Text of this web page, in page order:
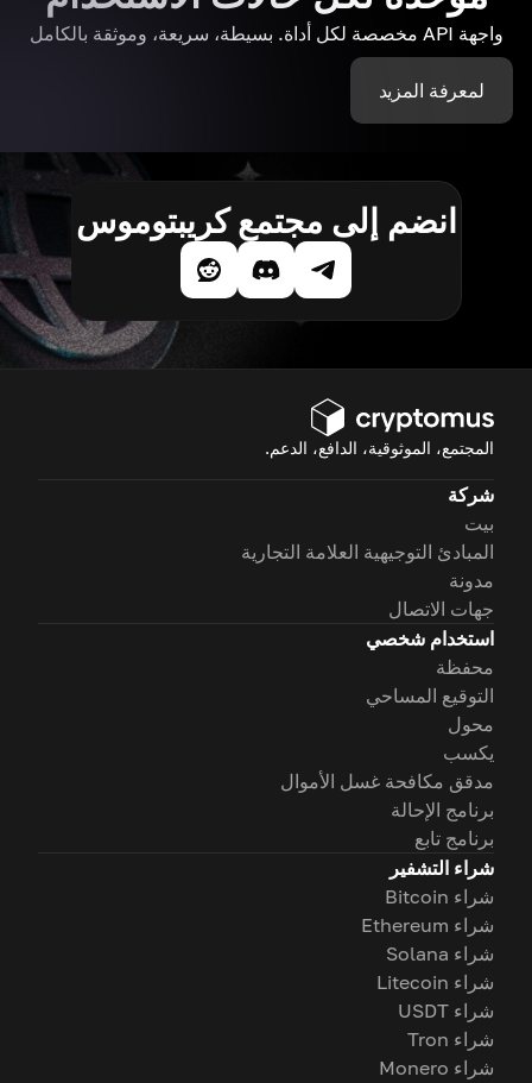
واجهة API مخصصة لكل أداة. بسيطة، سريعة، وموثقة بالكامل
لمعرفة المزيد
انضم إلى مجتمع كريبتوموس
المجتمع، الموثوقية، الدافع، الدعم.
شركة
بيت
المبادئ التوجيهية العلامة التجارية
مدونة
جهات الاتصال
استخدام شخصي
محفظة
التوقيع المساحي
محول
يكسب
مدقق مكافحة غسل الأموال
برنامج الإحالة
برنامج تابع
شراء التشفير
شراء Bitcoin
شراء Ethereum
شراء Solana
شراء Litecoin
شراء USDT
شراء Tron
شراء Monero